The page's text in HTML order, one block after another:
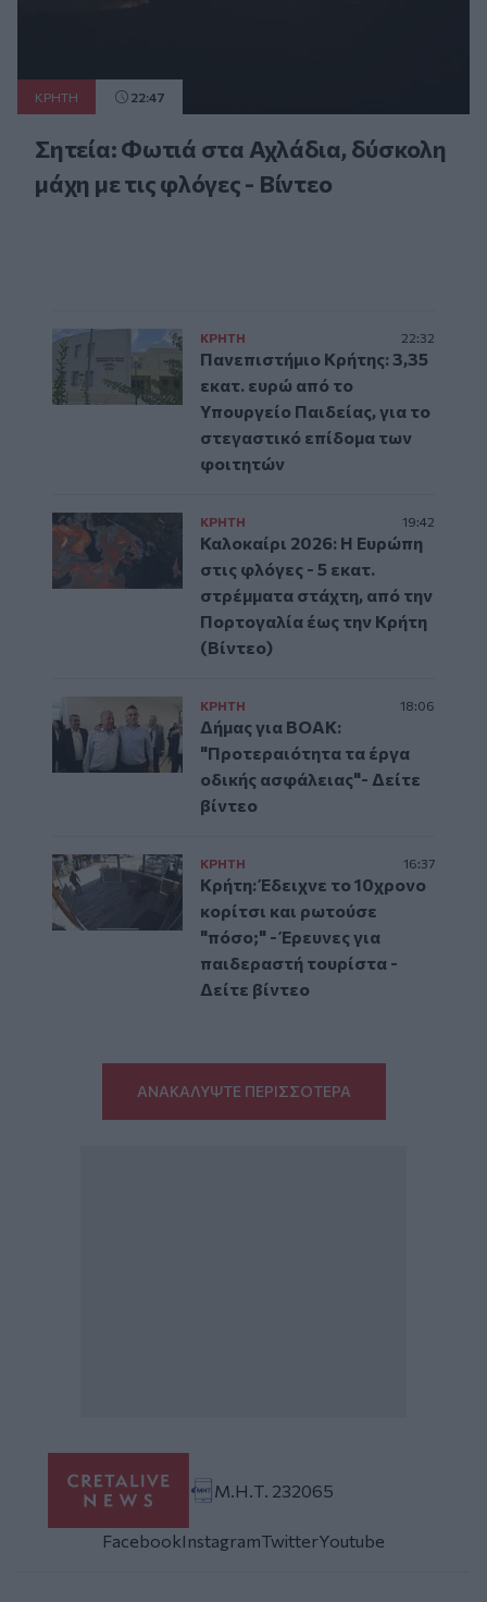
ΚΡΗΤΗ 22:47
Σητεία: Φωτιά στα Αχλάδια, δύσκολη
μάχη με τις φλόγες - Βίντεο
ΚΡΗΤΗ 22:32
Πανεπιστήμιο Κρήτης: 3,35
εκατ. ευρώ από το
Υπουργείο Παιδείας, για το
στεγαστικό επίδομα των
φοιτητών
ΚΡΗΤΗ 19:42
Καλοκαίρι 2026: Η Ευρώπη
στις φλόγες - 5 εκατ.
στρέμματα στάχτη, από την
Πορτογαλία έως την Κρήτη
(Βίντεο)
ΚΡΗΤΗ 18:06
Δήμας για ΒΟΑΚ:
"Προτεραιότητα τα έργα
οδικής ασφάλειας"- Δείτε
βίντεο
ΚΡΗΤΗ 16:37
Κρήτη: Έδειχνε το 10χρονο
κορίτσι και ρωτούσε
"πόσο;" - Έρευνες για
παιδεραστή τουρίστα -
Δείτε βίντεο
ΑΝΑΚΑΛΥΨΤΕ ΠΕΡΙΣΣΟΤΕΡΑ
Μ.Η.Τ. 232065
FacebookInstagramTwitterYoutube